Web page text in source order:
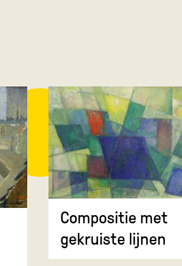
Compositie met
gekruiste lijnen